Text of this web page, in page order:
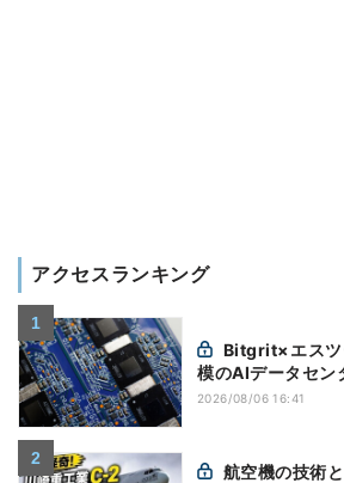
アクセスランキング
模のAIデータセン
2026/08/06 16:41